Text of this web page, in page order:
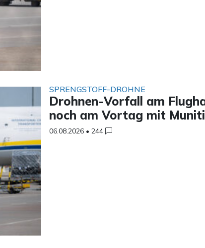
SPRENGSTOFF-DROHNE
Drohnen-Vorfall am
noch am Vortag mit
06.08.2026 • 244